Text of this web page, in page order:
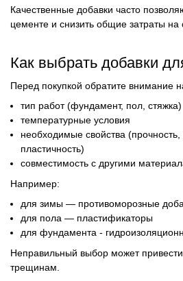
Качественные добавки часто
цементе и снизить общие затраты на
Как выбрать добавки
Перед покупкой обратите внимание
тип работ (фундамент, пол, стяжка)
температурные условия
необходимые свойства (прочность,
пластичность)
совместимость с другими
Например:
для зимы — противоморозные
для пола — пластификаторы
для фундамента -
Неправильный выбор может
трещинам.